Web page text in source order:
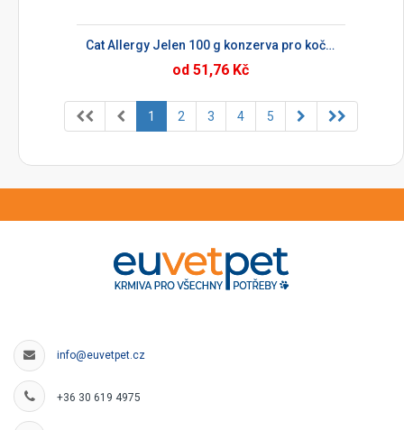
Cat Allergy Jelen 100 g konzerva pro kočky
od 51,76 Kč
1 2 3 4 5
info@euvetpet.cz
+36 30 619 4975